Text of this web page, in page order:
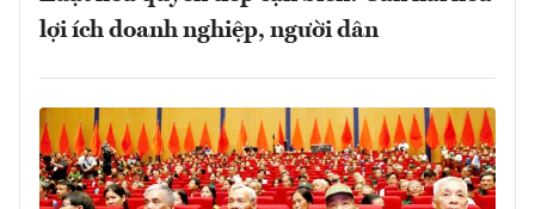
lợi ích doanh nghiệp, người dân